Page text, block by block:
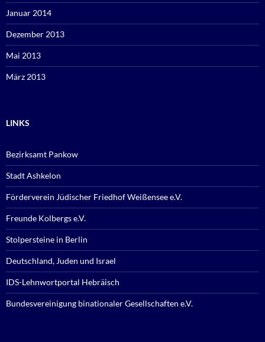
Januar 2014
Dezember 2013
Mai 2013
März 2013
LINKS
Bezirksamt Pankow
Stadt Ashkelon
Förderverein Jüdischer Friedhof Weißensee e.V.
Freunde Kolbergs e.V.
Stolpersteine in Berlin
Deutschland, Juden und Israel
IDS-Lehnwortportal Hebräisch
Bundesvereinigung binationaler Gesellschaften e.V.